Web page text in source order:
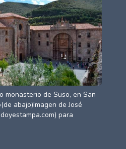
monasterio de Suso, en San
abajo)Imagen de José
para